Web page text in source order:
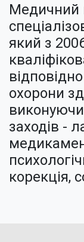
Медичний
який з
охорони
заходів -
корекція,